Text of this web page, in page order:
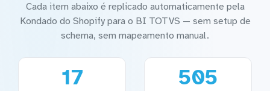
Cada item abaixo é replicado automaticamente pela
Kondado do Shopify para o BI TOTVS — sem setup de
schema, sem mapeamento manual.
17 505